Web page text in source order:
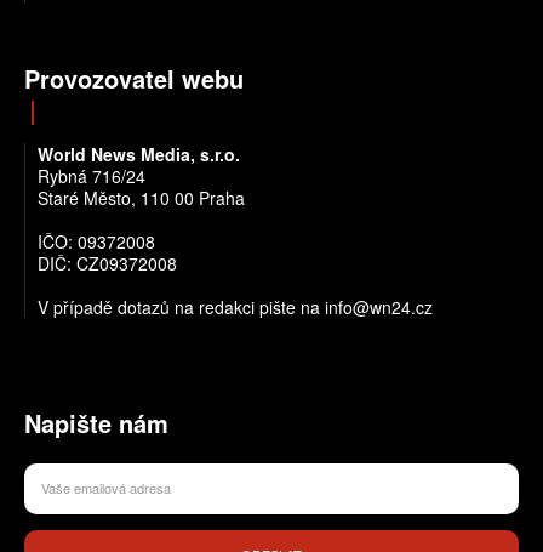
Provozovatel webu
World News Media, s.r.o.
Rybná 716/24
Staré Město, 110 00 Praha
IČO: 09372008
DIČ: CZ09372008
V případě dotazů na redakci pište na info@wn24.cz
Napište nám